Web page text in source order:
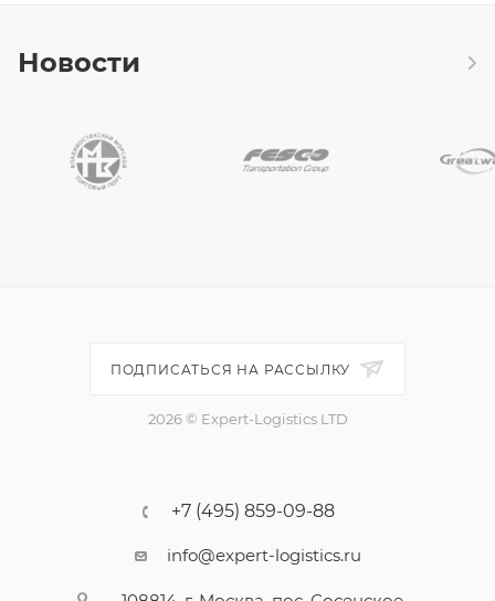
Новости
ПОДПИСАТЬСЯ НА РАССЫЛКУ
2026 © Expert-Logistics LTD
+7 (495) 859-09-88
info@expert-logistics.ru